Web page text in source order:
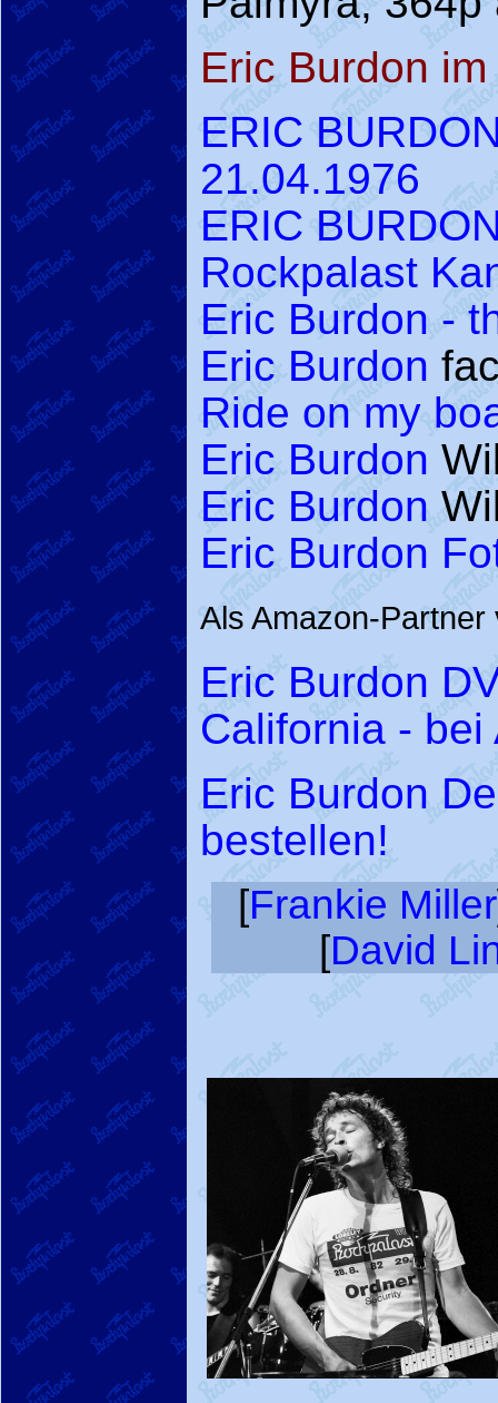
Eric Burdon
ERIC
21.04.1976
ERIC
Rockpalast
Eric Burdon -
Eric Burdon
Ride on my
Eric Burdon
Eric Burdon
Eric Burdon
Als Amazon-
Eric Burdon
California -
Eric Burdon
bestellen!
[Frankie Miller
[David